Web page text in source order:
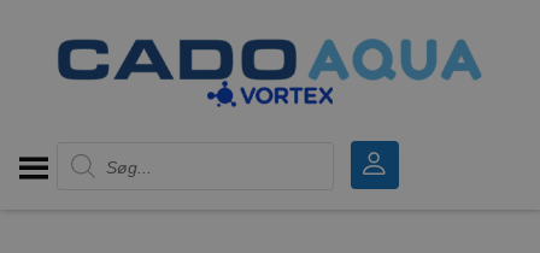
Products search